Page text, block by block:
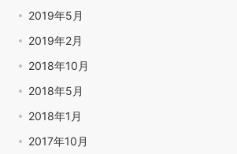
2019年5月
2019年2月
2018年10月
2018年5月
2018年1月
2017年10月